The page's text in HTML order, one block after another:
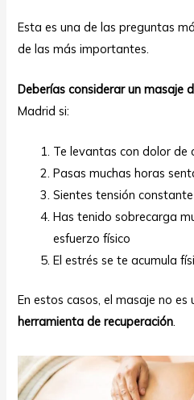
Esta es una de las preguntas
de las más importantes.
Deberías considerar un masaje
Madrid si:
Te levantas con dolor de
Pasas muchas horas
Sientes tensión
Has tenido sobrecarga
esfuerzo físico
El estrés se te acumula
En estos casos, el masaje no
herramienta de recuperación.